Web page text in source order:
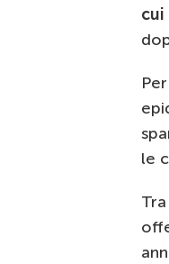
cui
le